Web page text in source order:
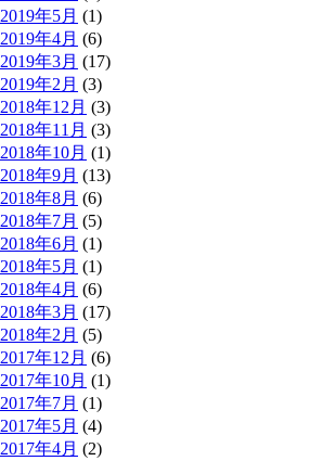
2019年5月 (1)
2019年4月 (6)
2019年3月 (17)
2019年2月 (3)
2018年12月 (3)
2018年11月 (3)
2018年10月 (1)
2018年9月 (13)
2018年8月 (6)
2018年7月 (5)
2018年6月 (1)
2018年5月 (1)
2018年4月 (6)
2018年3月 (17)
2018年2月 (5)
2017年12月 (6)
2017年10月 (1)
2017年7月 (1)
2017年5月 (4)
2017年4月 (2)